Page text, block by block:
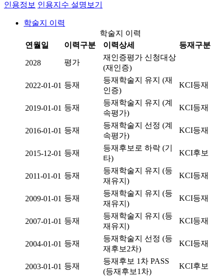
인용정보 인용지수 설명보기
학술지 이력
학술지 이력
연월일
이력구분 이력상세 등재구분
2028 평가
재인증평가 신청대상
(재인증)
2022-01-01 등재
등재학술지 유지 (재
인증)
KCI등재
2019-01-01 등재
등재학술지 유지 (계
속평가)
KCI등재
2016-01-01 등재
등재학술지 선정 (계
속평가)
KCI등재
2015-12-01 등재
등재후보로 하락 (기
타)
KCI후보
2011-01-01 등재
등재학술지 유지 (등
재유지)
KCI등재
2009-01-01 등재
등재학술지 유지 (등
재유지)
KCI등재
2007-01-01 등재
등재학술지 유지 (등
재유지)
KCI등재
2004-01-01 등재
등재학술지 선정 (등
재후보2차)
KCI등재
2003-01-01 등재
등재후보 1차 PASS
(등재후보1차)
KCI후보